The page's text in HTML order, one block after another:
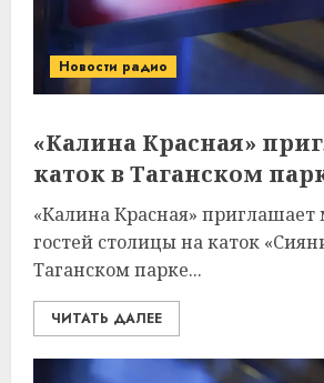
Новости радио
«Калина Красная»
каток в Таганском
«Калина Красная»
гостей столицы на каток
Таганском парке...
ЧИТАТЬ ДАЛЕЕ